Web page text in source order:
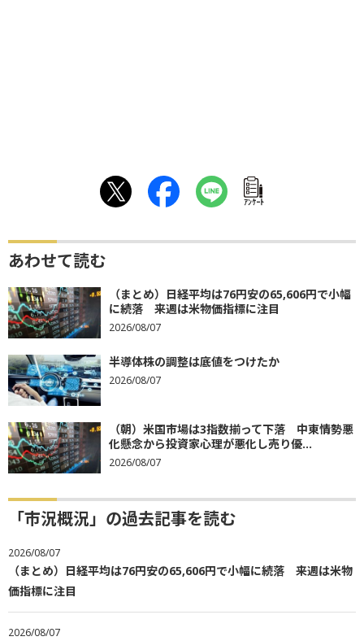
ｱﾝｹｰﾄ
あわせて読む
（まとめ）日経平均は76円安の65,606円で小幅
に続落 来週は米物価指標に注目
2026/08/07
半導体株の調整は底値をつけたか
2026/08/07
（朝）米国市場は3指数揃って下落 中東情勢悪
化懸念から投資家心理が悪化し売り優...
2026/08/07
「市況概況」の過去記事を読む
2026/08/07
（まとめ）日経平均は76円安の65,606円で小幅に続落 来週は米物
価指標に注目
2026/08/07